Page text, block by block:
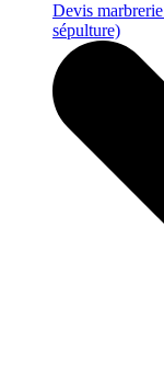
Devis marbrerie
sépulture)